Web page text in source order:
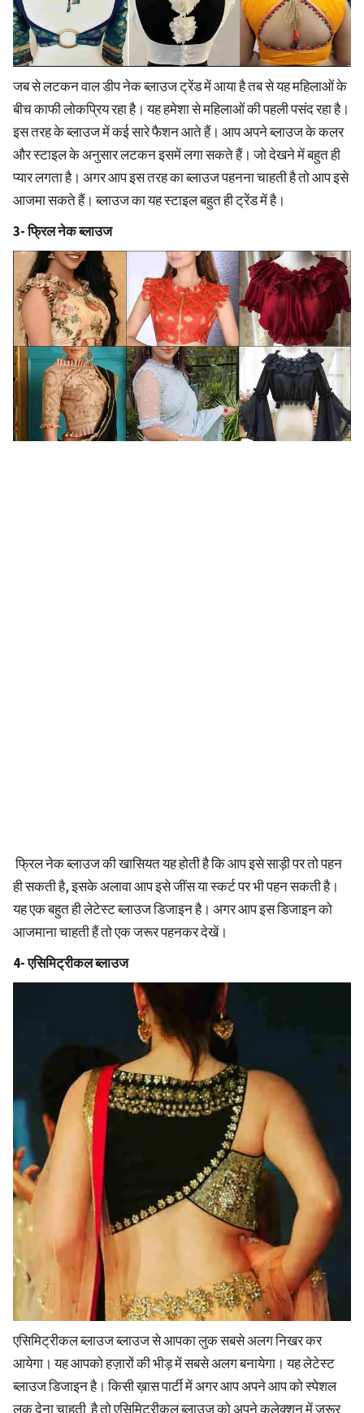
जब से लटकन वाल डीप नेक ब्लाउज ट्रेंड में आया है तब से यह महिलाओं के
बीच काफी लोकप्रिय रहा है। यह हमेशा से महिलाओं की पहली पसंद रहा है।
इस तरह के ब्लाउज में कई सारे फैशन आते हैं। आप अपने ब्लाउज के कलर
और स्टाइल के अनुसार लटकन इसमें लगा सकते हैं। जो देखने में बहुत ही
प्यार लगता है। अगर आप इस तरह का ब्लाउज पहनना चाहती है तो आप इसे
आजमा सकते हैं। ब्लाउज का यह स्टाइल बहुत ही ट्रेंड में है।
3- फ्रिल नेक ब्लाउज
फ्रिल नेक ब्लाउज की खासियत यह होती है कि आप इसे साड़ी पर तो पहन
ही सकती है, इसके अलावा आप इसे जींस या स्कर्ट पर भी पहन सकती है।
यह एक बहुत ही लेटेस्ट ब्लाउज डिजाइन है। अगर आप इस डिजाइन को
आजमाना चाहती हैं तो एक जरूर पहनकर देखें।
4- एसिमिट्रीकल ब्लाउज
एसिमिट्रीकल ब्लाउज ब्लाउज से आपका लुक सबसे अलग निखर कर
आयेगा। यह आपको हज़ारों की भीड़ में सबसे अलग बनायेगा। यह लेटेस्ट
ब्लाउज डिजाइन है। किसी ख़ास पार्टी में अगर आप अपने आप को स्पेशल
लुक देना चाहती है तो एसिमिट्रीकल ब्लाउज को अपने कलेक्शन में जरूर